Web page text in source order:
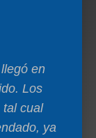
en
Los
tal cual
ya